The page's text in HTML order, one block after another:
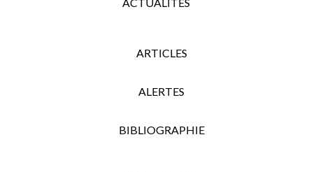
ACTUALITÉS
ARTICLES
ALERTES
BIBLIOGRAPHIE